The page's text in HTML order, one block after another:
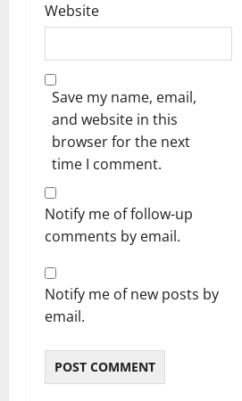
Website
Save my name, email,
and website in this
browser for the next
time I comment.
Notify me of follow-up
comments by email.
Notify me of new posts by
email.